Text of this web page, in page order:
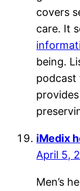
covers
care. It
being.
podcast
iMedix
April 5,
Men’s